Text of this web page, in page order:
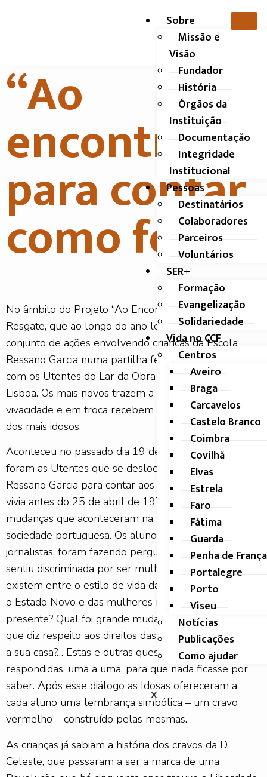
Sobre
Missão e
Visão
Fundador
História
Órgãos da
Instituição
Documentação
Integridade
Institucional
Pessoas
Destinatários
Colaboradores
Parceiros
Voluntários
SER+
Formação
Evangelização
Solidariedade
Vida no CCF
Centros
Aveiro
Braga
Carcavelos
Castelo Branco
Coimbra
Covilhã
Elvas
Estrela
Faro
Fátima
Guarda
Penha de França
Portalegre
Porto
Viseu
Notícias
Publicações
Como ajudar
X
“Ao
encontro”
para contar
como foi
No âmbito do Projeto “Ao Encontro”, da Associação
Resgate, que ao longo do ano letivo promove um
conjunto de ações envolvendo crianças da Escola
Ressano Garcia numa partilha feliz e enriquecedora
com os Utentes do Lar da Obra de Santa Zita de
Lisboa. Os mais novos trazem a sua alegria e
vivacidade e em troca recebem a gratidão e o carinho
dos mais idosos.
Aconteceu no passado dia 19 de abril e desta vez
foram as Utentes que se deslocaram à Escola
Ressano Garcia para contar aos mais jovens como se
vivia antes do 25 de abril de 1974 e quais as
mudanças que aconteceram na vida das pessoas, na
sociedade portuguesa. Os alunos, quais pequenos
jornalistas, foram fazendo perguntas: Alguma vez se
sentiu discriminada por ser mulher? Que diferenças
existem entre o estilo de vida das mulheres durante
o Estado Novo e das mulheres no momento
presente? Qual foi grande mudança desde então, no
que diz respeito aos direitos das mulheres? Como era
a sua casa?… Estas e outras questões foram sendo
respondidas, uma a uma, para que nada ficasse por
saber. Após esse diálogo as Idosas ofereceram a
cada aluno uma lembrança simbólica – um cravo
vermelho – construído pelas mesmas.
As crianças já sabiam a história dos cravos da D.
Celeste, que passaram a ser a marca de uma